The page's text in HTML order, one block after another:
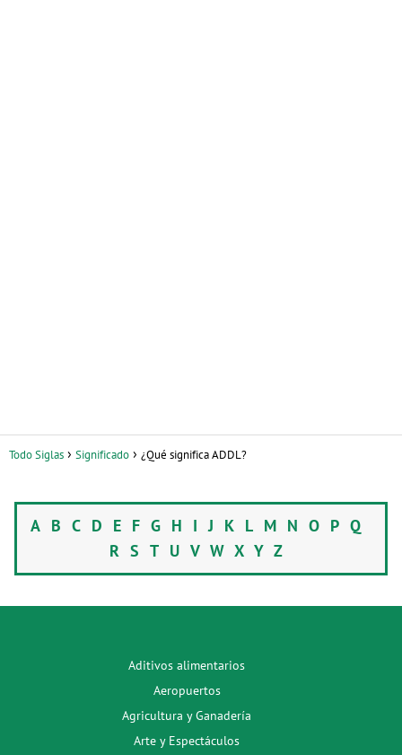
Todo Siglas Significado ¿Qué significa ADDL?
A B C D E F G H IJ K L M N O P Q
R S T U V W X Y Z
Aditivos alimentarios
Aeropuertos
Agricultura y Ganadería
Arte y Espectáculos